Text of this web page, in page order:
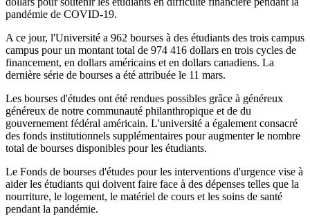
pandémie de COVID-19.
A ce jour, l'Université a 962 bourses à des étudiants des trois campus
campus pour un montant total de 974 416 dollars en trois cycles de
financement, en dollars américains et en dollars canadiens. La
dernière série de bourses a été attribuée le 11 mars.
Les bourses d'études ont été rendues possibles grâce à généreux
généreux de notre communauté philanthropique et de du
gouvernement fédéral américain. L'université a également consacré
des fonds institutionnels supplémentaires pour augmenter le nombre
total de bourses disponibles pour les étudiants.
Le Fonds de bourses d'études pour les interventions d'urgence vise à
aider les étudiants qui doivent faire face à des dépenses telles que la
nourriture, le logement, le matériel de cours et les soins de santé
pendant la pandémie.